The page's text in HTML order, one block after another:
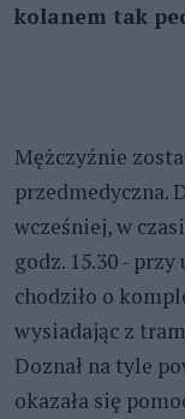
kolanem tak
Mężczyźnie
przedmedyczna.
wcześniej, w
godz. 15.30 -
chodziło o
wysiadając z
Doznał na tyle
okazała się